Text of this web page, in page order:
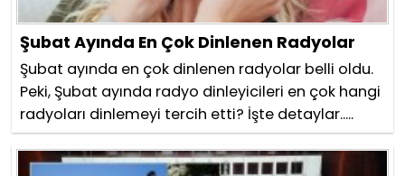
Şubat Ayında En Çok Dinlenen Radyolar
Şubat ayında en çok dinlenen radyolar belli oldu.
Peki, Şubat ayında radyo dinleyicileri en çok hangi
radyoları dinlemeyi tercih etti? İşte detaylar.....